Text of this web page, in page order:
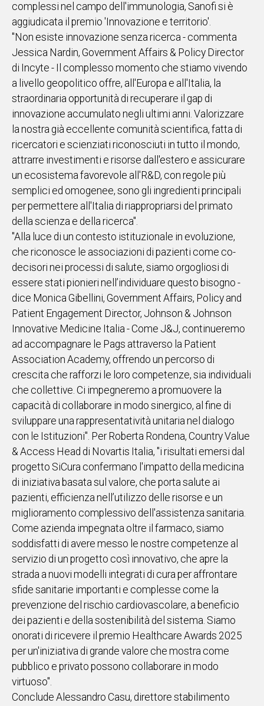
complessi nel campo dell'immunologia, Sanofi si è
aggiudicata il premio 'Innovazione e territorio'.
"Non esiste innovazione senza ricerca - commenta
Jessica Nardin, Government Affairs & Policy Director
di Incyte - Il complesso momento che stiamo vivendo
a livello geopolitico offre, all'Europa e all'Italia, la
straordinaria opportunità di recuperare il gap di
innovazione accumulato negli ultimi anni. Valorizzare
la nostra già eccellente comunità scientifica, fatta di
ricercatori e scienziati riconosciuti in tutto il mondo,
attrarre investimenti e risorse dall'estero e assicurare
un ecosistema favorevole all'R&D, con regole più
semplici ed omogenee, sono gli ingredienti principali
per permettere all'Italia di riappropriarsi del primato
della scienza e della ricerca".
"Alla luce di un contesto istituzionale in evoluzione,
che riconosce le associazioni di pazienti come co-
decisori nei processi di salute, siamo orgogliosi di
essere stati pionieri nell’individuare questo bisogno -
dice Monica Gibellini, Government Affairs, Policy and
Patient Engagement Director, Johnson & Johnson
Innovative Medicine Italia - Come J&J, continueremo
ad accompagnare le Pags attraverso la Patient
Association Academy, offrendo un percorso di
crescita che rafforzi le loro competenze, sia individuali
che collettive. Ci impegneremo a promuovere la
capacità di collaborare in modo sinergico, al fine di
sviluppare una rappresentatività unitaria nel dialogo
con le Istituzioni". Per Roberta Rondena, Country Value
& Access Head di Novartis Italia, "i risultati emersi dal
progetto SiCura confermano l'impatto della medicina
di iniziativa basata sul valore, che porta salute ai
pazienti, efficienza nell’utilizzo delle risorse e un
miglioramento complessivo dell'assistenza sanitaria.
Come azienda impegnata oltre il farmaco, siamo
soddisfatti di avere messo le nostre competenze al
servizio di un progetto così innovativo, che apre la
strada a nuovi modelli integrati di cura per affrontare
sfide sanitarie importanti e complesse come la
prevenzione del rischio cardiovascolare, a beneficio
dei pazienti e della sostenibilità del sistema. Siamo
onorati di ricevere il premio Healthcare Awards 2025
per un'iniziativa di grande valore che mostra come
pubblico e privato possono collaborare in modo
virtuoso".
Conclude Alessandro Casu, direttore stabilimento